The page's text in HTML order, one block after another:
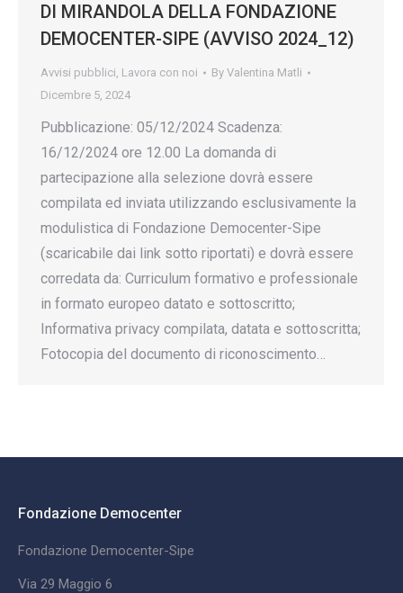
DI MIRANDOLA DELLA FONDAZIONE
DEMOCENTER-SIPE (AVVISO 2024_12)
Avvisi pubblici, Lavora con noi By Valentina Matli
Dicembre 5, 2024
Pubblicazione: 05/12/2024 Scadenza:
16/12/2024 ore 12.00 La domanda di
partecipazione alla selezione dovrà essere
compilata ed inviata utilizzando esclusivamente la
modulistica di Fondazione Democenter-Sipe
(scaricabile dai link sotto riportati) e dovrà essere
corredata da: Curriculum formativo e professionale
in formato europeo datato e sottoscritto;
Informativa privacy compilata, datata e sottoscritta;
Fotocopia del documento di riconoscimento…
Fondazione Democenter
Fondazione Democenter-Sipe
Via 29 Maggio 6